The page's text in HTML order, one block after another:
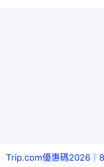
Trip.com優惠碼2026｜